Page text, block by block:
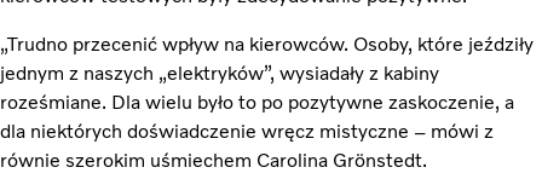
„Trudno przecenić wpływ na kierowców. Osoby, które jeździły
jednym z naszych „elektryków”, wysiadały z kabiny
roześmiane. Dla wielu było to po pozytywne zaskoczenie, a
dla niektórych doświadczenie wręcz mistyczne – mówi z
równie szerokim uśmiechem Carolina Grönstedt.